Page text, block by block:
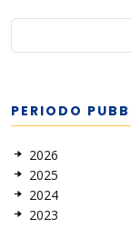
PERIODO
2026
2025
2024
2023